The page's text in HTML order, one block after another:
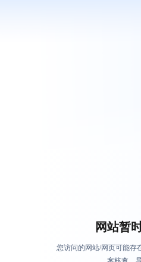
网站暂
您访问的网站/网页可能存